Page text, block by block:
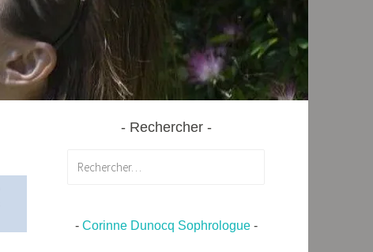
Rechercher
- Corinne Dunocq Sophrologue-